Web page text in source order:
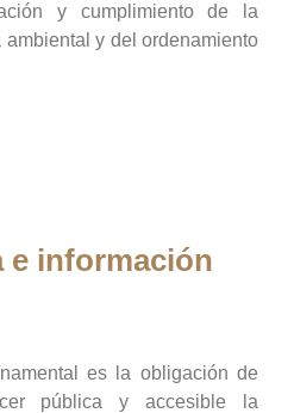
y cumplimiento de la
y del ordenamiento
e información
es la obligación de
pública y accesible la